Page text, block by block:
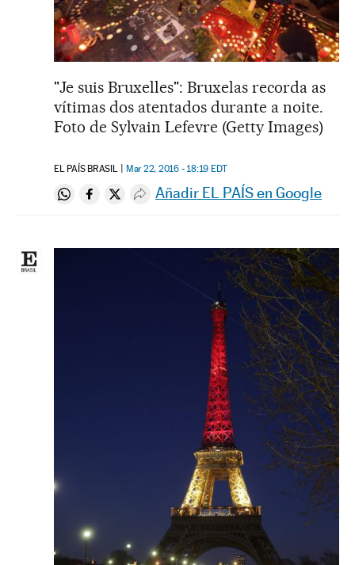
"Je suis Bruxelles": Bruxelas recorda as
vítimas dos atentados durante a noite.
Foto de Sylvain Lefevre (Getty Images)
EL PAÍS BRASIL Mar 22, 2016 - 18:19 EDT
Compartir en Whatsapp
Compartir en Facebook
Compartir en Twitter
Desplegar Redes Sociales
Añadir EL PAÍS en Google